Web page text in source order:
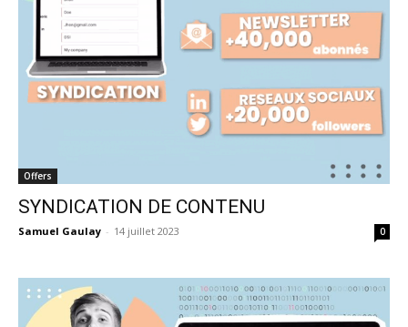
Offers
SYNDICATION DE CONTENU
Samuel Gaulay - 14 juillet 2023 0